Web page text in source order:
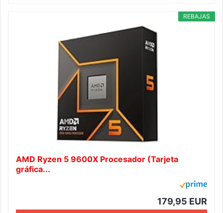
REBAJAS
AMD Ryzen 5 9600X Procesador (Tarjeta
gráfica...
179,95 EUR